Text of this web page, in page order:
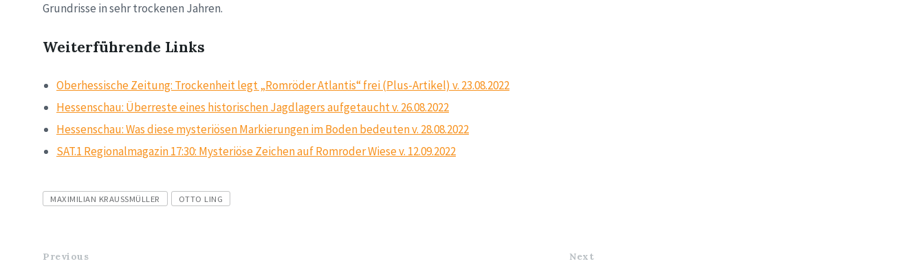
Grundrisse in sehr trockenen Jahren.
Weiterführende Links
Oberhessische Zeitung: Trockenheit legt „Romröder Atlantis“ frei (Plus-Artikel) v. 23.08.2022
Hessenschau: Überreste eines historischen Jagdlagers aufgetaucht v. 26.08.2022
Hessenschau: Was diese mysteriösen Markierungen im Boden bedeuten v. 28.08.2022
SAT.1 Regionalmagazin 17:30: Mysteriöse Zeichen auf Romroder Wiese v. 12.09.2022
Tags
MAXIMILIAN KRAUSSMÜLLER OTTO LING
Previous Next